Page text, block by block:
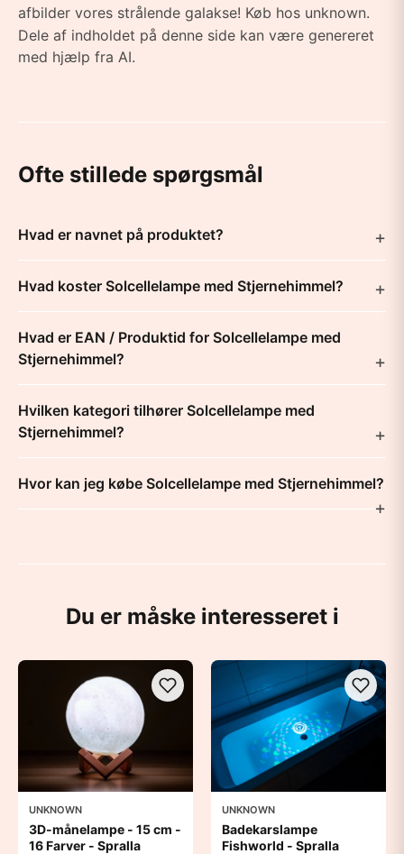
afbilder vores strålende galakse! Køb hos unknown.
Dele af indholdet på denne side kan være genereret
med hjælp fra AI.
Ofte stillede spørgsmål
Hvad er navnet på produktet?
Hvad koster Solcellelampe med Stjernehimmel?
Hvad er EAN / Produktid for Solcellelampe med
Stjernehimmel?
Hvilken kategori tilhører Solcellelampe med
Stjernehimmel?
Hvor kan jeg købe Solcellelampe med Stjernehimmel?
Du er måske interesseret i
UNKNOWN
3D-månelampe - 15 cm -
16 Farver - Spralla
UNKNOWN
Badekarslampe
Fishworld - Spralla